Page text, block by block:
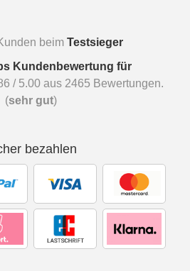
beim Testsieger
Kundenbewertung für
/ 5.00 aus 2465 Bewertungen.
(sehr gut)
bezahlen